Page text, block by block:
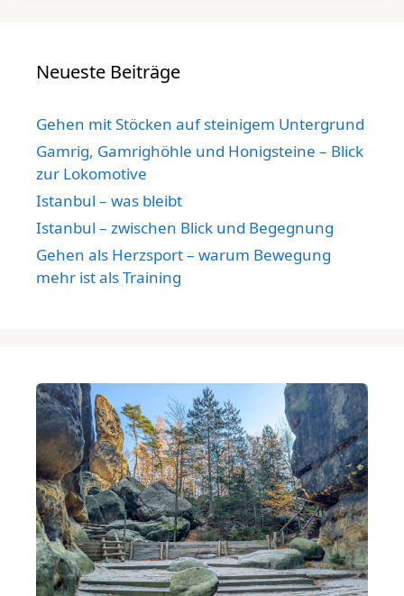
Neueste Beiträge
Gehen mit Stöcken auf steinigem Untergrund
Gamrig, Gamrighöhle und Honigsteine – Blick
zur Lokomotive
Istanbul – was bleibt
Istanbul – zwischen Blick und Begegnung
Gehen als Herzsport – warum Bewegung
mehr ist als Training